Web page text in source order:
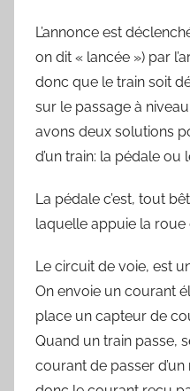
L’annonce est
on dit « lancée ») par
donc que le train soit
sur le passage à
avons deux solutions
d’un train: la pédale ou
La pédale c’est, tout
laquelle appuie la roue
Le circuit de voie, est
On envoie un courant
place un capteur de
Quand un train passe,
courant de passer d’un